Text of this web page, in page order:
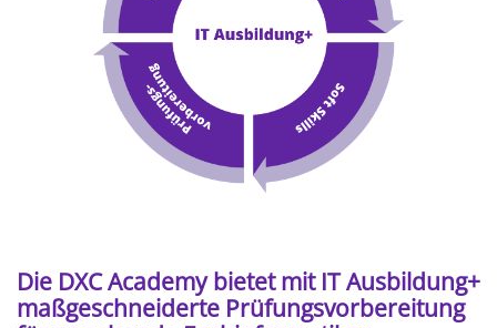
Die DXC Academy bietet mit IT Ausbildung+
maßgeschneiderte Prüfungsvorbereitung